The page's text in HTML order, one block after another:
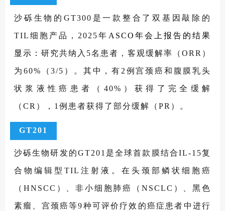
沙砾生物的GT300是一款整合了双基因敲除的
TIL细胞产品，2025年 ASCO年会上报告的结果
显示： 研究共纳入5名患者，客观缓解率（ORR）
为60%（3/5）。其中，有2例宫颈癌和腹膜乳头
状浆液性癌患者（40%）获得了完全缓解
（CR），1例患者获得了部分缓解（PR）。
GT201
沙砾生物研发的GT201是全球首款膜结合IL-15复
合物编辑型TIL注射液。在头颈部鳞状细胞癌
（HNSCC）、非小细胞肺癌（NSCLC）、黑色
素瘤、宫颈癌等9种可评价疗效的癌症患者中进行